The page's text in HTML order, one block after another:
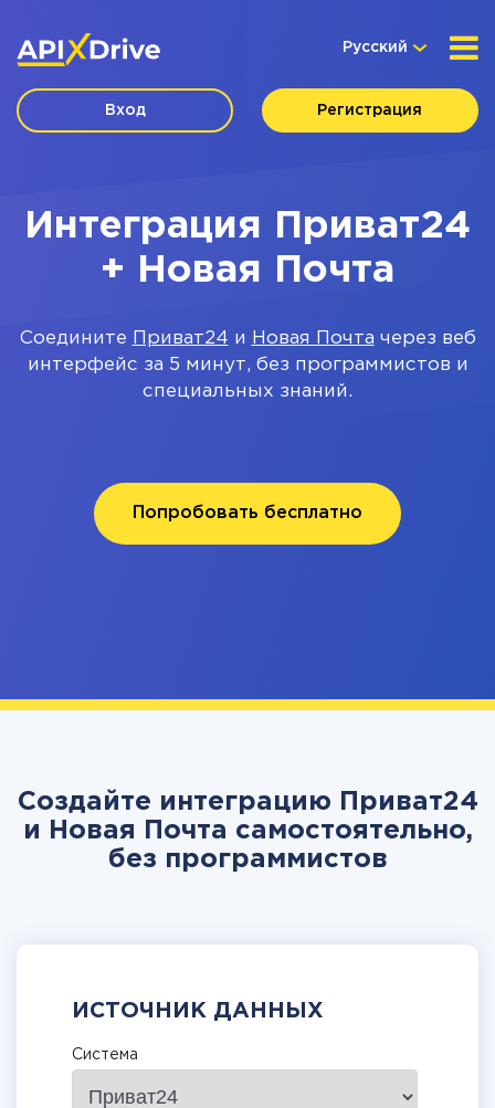
Русский
Вход Регистрация
Интеграция Приват24
+ Новая Почта
Соедините Приват24 и Новая Почта через веб
интерфейс за 5 минут, без программистов и
специальных знаний.
Попробовать бесплатно
Создайте интеграцию Приват24
и Новая Почта самостоятельно,
без программистов
ИСТОЧНИК ДАННЫХ
Система